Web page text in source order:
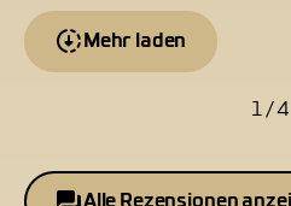
Mehr laden
1 / 4
Alle Rezensionen